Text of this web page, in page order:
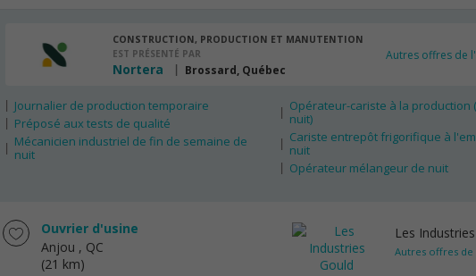
CONSTRUCTION, PRODUCTION ET MANUTENTION
EST PRÉSENTÉ PAR
Nortera Brossard, Québec
Autres offres de
Journalier de production temporaire
Préposé aux tests de qualité
Mécanicien industriel de fin de semaine de
nuit
Opérateur-cariste à la production
nuit)
Cariste entrepôt frigorifique à
nuit
Opérateur mélangeur de nuit
Ouvrier d'usine
Anjou , QC
(21 km)
Les
Autres offres